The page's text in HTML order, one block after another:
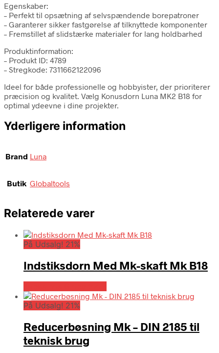
Egenskaber:
– Perfekt til opsætning af selvspændende borepatroner
– Garanterer sikker fastgørelse af tilknyttede komponenter
– Fremstillet af slidstærke materialer for lang holdbarhed
Produktinformation:
– Produkt ID: 4789
– Stregkode: 7311662122096
Ideel for både professionelle og hobbyister, der prioriterer
præcision og kvalitet. Vælg Konusdorn Luna MK2 B18 for
optimal ydeevne i dine projekter.
Yderligere information
Brand Luna
Butik Globaltools
Relaterede varer
På Udsalg! 21%
Indstiksdorn Med Mk-skaft Mk B18
På Udsalg! 21%
Reducerbøsning Mk – DIN 2185 til
teknisk brug